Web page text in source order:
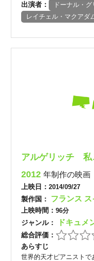
出演者：
ドーナル・
レイチェル・マクアダ
アルゲリッチ 私
2012年制作の映画
上映日：2014/09/27
製作国： フランス ス
上映時間：96分
ジャンル： ドキュメ
総合評価：
あらすじ
世界的天才ピアニスト